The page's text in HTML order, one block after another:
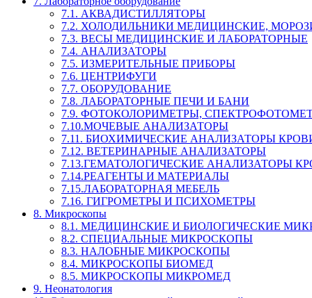
7.1. АКВАДИСТИЛЛЯТОРЫ
7.2. ХОЛОДИЛЬНИКИ МЕДИЦИНСКИЕ,
7.3. ВЕСЫ МЕДИЦИНСКИЕ И ЛАБОРАТОРНЫЕ
7.4. АНАЛИЗАТОРЫ
7.5. ИЗМЕРИТЕЛЬНЫЕ ПРИБОРЫ
7.6. ЦЕНТРИФУГИ
7.7. ОБОРУДОВАНИЕ
7.8. ЛАБОРАТОРНЫЕ ПЕЧИ И БАНИ
7.9. ФОТОКОЛОРИМЕТРЫ,
7.10.МОЧЕВЫЕ АНАЛИЗАТОРЫ
7.11. БИОХИМИЧЕСКИЕ АНАЛИЗАТОРЫ
7.12. ВЕТЕРИНАРНЫЕ АНАЛИЗАТОРЫ
7.13.ГЕМАТОЛОГИЧЕСКИЕ АНАЛИЗАТОРЫ
7.14.РЕАГЕНТЫ И МАТЕРИАЛЫ
7.15.ЛАБОРАТОРНАЯ МЕБЕЛЬ
7.16. ГИГРОМЕТРЫ И ПСИХОМЕТРЫ
8. Микроскопы
8.1. МЕДИЦИНСКИЕ И БИОЛОГИЧЕСКИЕ
8.2. СПЕЦИАЛЬНЫЕ МИКРОСКОПЫ
8.3. НАЛОБНЫЕ МИКРОСКОПЫ
8.4. МИКРОСКОПЫ БИОМЕД
8.5. МИКРОСКОПЫ МИКРОМЕД
9. Неонатология